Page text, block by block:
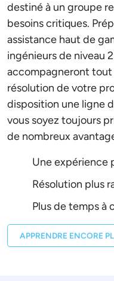
destiné à un groupe
besoins critiques.
assistance haut de
ingénieurs de niveau
accompagneront tout
résolution de votre
disposition une ligne
vous soyez toujours
de nombreux
Une expérience
Résolution plus
Plus de temps à
APPRENDRE ENCORE